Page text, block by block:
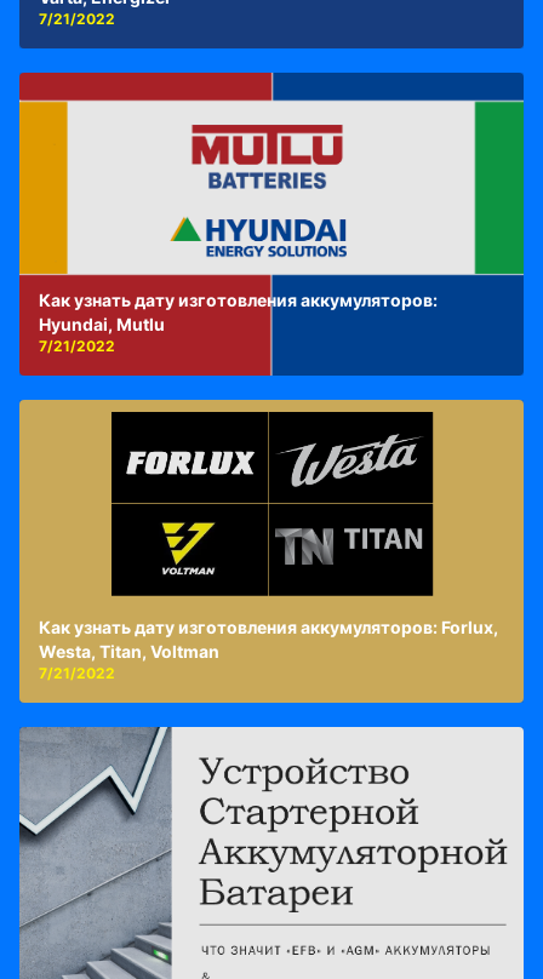
7/21/2022
Как узнать дату изготовления аккумуляторов:
Hyundai, Mutlu
7/21/2022
Как узнать дату изготовления аккумуляторов: Forlux,
Westa, Titan, Voltman
7/21/2022